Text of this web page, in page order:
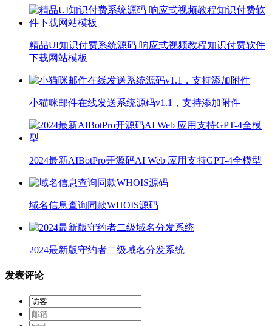
精品UI知识付费系统源码 响应式视频教程知识付费软件
下载网站模板
小猫咪邮件在线发送系统源码v1.1，支持添加附件
2024最新AIBotPro开源码AI Web 应用支持GPT-4全模型
域名信息查询同款WHOIS源码
2024最新版守约者二级域名分发系统
发表评论